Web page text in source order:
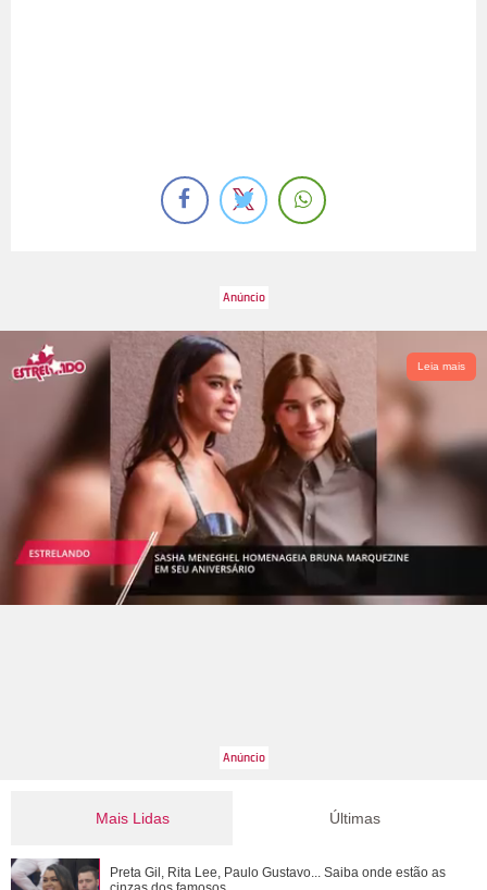
Leia mais
Mais Lidas
Luma Cesar, filha de Elaine Mickely e César Filho, anuncia
Últimas
Preta Gil, Rita Lee, Paulo Gustavo... Saiba onde estão as